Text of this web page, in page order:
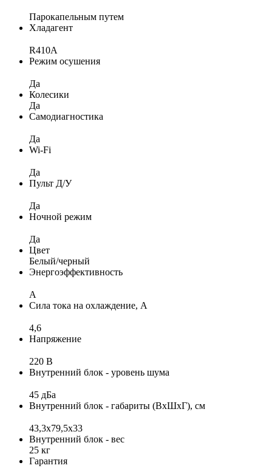
Парокапельным путем
Хладагент
R410A
Режим осушения
Да
Колесики
Да
Самодиагностика
Да
Wi-Fi
Да
Пульт Д/У
Да
Ночной режим
Да
Цвет
Белый/черный
Энергоэффективность
A
Сила тока на охлаждение, А
4,6
Напряжение
220 В
Внутренний блок - уровень шума
45 дБа
Внутренний блок - габариты (ВхШхГ), см
43,3x79,5x33
Внутренний блок - вес
25 кг
Гарантия